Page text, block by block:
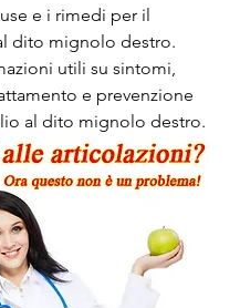
e i rimedi per il
dito mignolo destro.
utili su sintomi,
e prevenzione
al dito mignolo destro.